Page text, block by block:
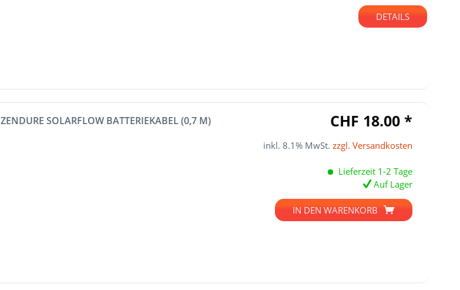
DETAILS
ZENDURE SOLARFLOW BATTERIEKABEL (0,7 M) CHF 18.00 *
inkl. 8.1% MwSt. zzgl. Versandkosten
Lieferzeit 1-2 Tage
Auf Lager
IN DEN WARENKORB